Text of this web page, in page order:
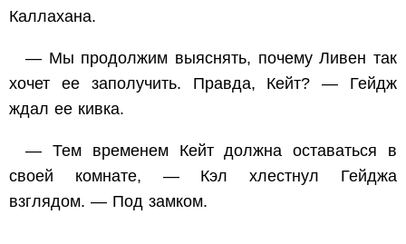
Каллахана.
— Мы продолжим выяснять, почему Ливен так
хочет ее заполучить. Правда, Кейт? — Гейдж
ждал ее кивка.
— Тем временем Кейт должна оставаться в
своей комнате, — Кэл хлестнул Гейджа
взглядом. — Под замком.